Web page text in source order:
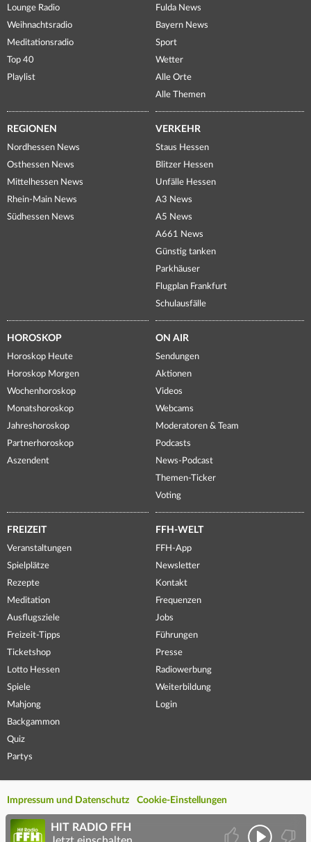
Lounge Radio
Weihnachtsradio
Meditationsradio
Top 40
Playlist
Fulda News
Bayern News
Sport
Wetter
Alle Orte
Alle Themen
REGIONEN
Nordhessen News
Osthessen News
Mittelhessen News
Rhein-Main News
Südhessen News
VERKEHR
Staus Hessen
Blitzer Hessen
Unfälle Hessen
A3 News
A5 News
A661 News
Günstig tanken
Parkhäuser
Flugplan Frankfurt
Schulausfälle
HOROSKOP
Horoskop Heute
Horoskop Morgen
Wochenhoroskop
Monatshoroskop
Jahreshoroskop
Partnerhoroskop
Aszendent
ON AIR
Sendungen
Aktionen
Videos
Webcams
Moderatoren & Team
Podcasts
News-Podcast
Themen-Ticker
Voting
FREIZEIT
Veranstaltungen
Spielplätze
Rezepte
Meditation
Ausflugsziele
Freizeit-Tipps
Ticketshop
Lotto Hessen
Spiele
Mahjong
Backgammon
Quiz
Partys
FFH-WELT
FFH-App
Newsletter
Kontakt
Frequenzen
Jobs
Führungen
Presse
Radiowerbung
Weiterbildung
Login
Impressum und Datenschutz Cookie-Einstellungen
HIT RADIO FFH